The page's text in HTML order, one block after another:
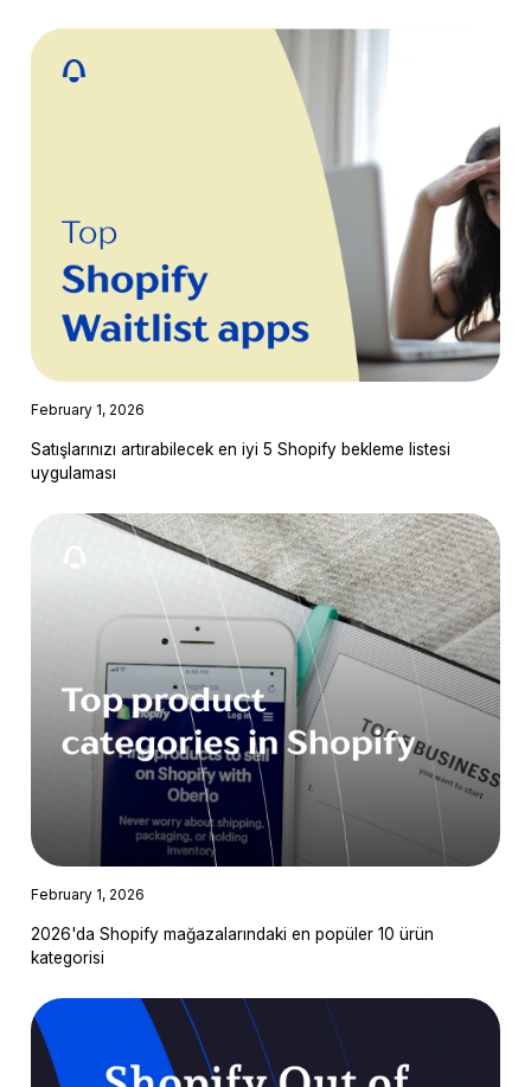
February 1, 2026
Satışlarınızı artırabilecek en iyi 5 Shopify bekleme listesi
uygulaması
February 1, 2026
2026'da Shopify mağazalarındaki en popüler 10 ürün
kategorisi